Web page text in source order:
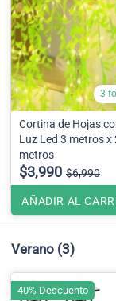
3
Cortina de Hojas
Luz Led 3 metros x
metros
$3,990 $6,990
AÑADIR AL
Verano (3)
40% Descuento